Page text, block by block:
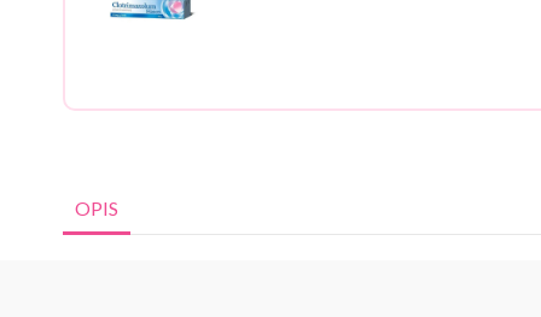
OPIS